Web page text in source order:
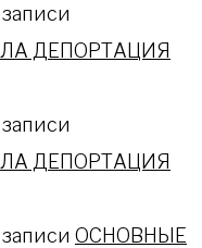
записи
ДЕПОРТАЦИЯ
записи
ДЕПОРТАЦИЯ
записи ОСНОВНЫЕ